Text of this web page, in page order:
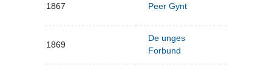
1867 Peer Gynt
1869
De unges
Forbund